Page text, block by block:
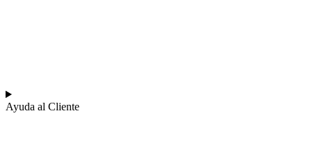
Ayuda al Cliente​